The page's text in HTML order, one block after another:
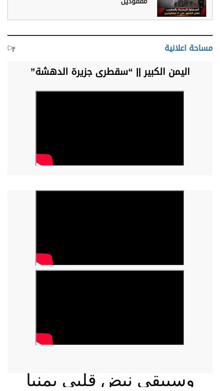
مساحة اعلانية
اليمن الكبير || “سقطرى جزيرة الدهشة”
وسيبقى نبض قلبي يمنيا